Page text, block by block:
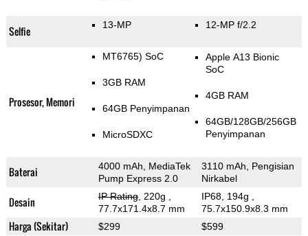
Selfie 13-MP 12-MP f/2.2
Prosesor, Memori
MT6765) SoC
3GB RAM
64GB Penyimpanan
MicroSDXC
Apple A13 Bionic
SoC
4GB RAM
64GB/128GB/256GB
Penyimpanan
Baterai
4000 mAh, MediaTek
Pump Express 2.0
3110 mAh, Pengisian
Nirkabel
Desain IP Rating, 220g
77.7x171.4x8.7 mm
IP68, 194g
75.7x150.9x8.3 mm
Harga (Sekitar) $299 $599